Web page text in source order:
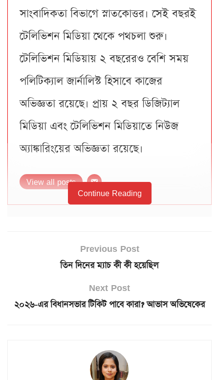
সাংবাদিকতা বিভাগে স্নাতকোত্তর। সেই বছরই
টেলিভিশন মিডিয়া থেকে পথচলা শুরু।
টেলিভিশন মিডিয়ায় ২ বছরেরও বেশি সময়
পলিটিক্যাল জার্নালিস্ট হিসাবে কাজের
অভিজ্ঞতা রয়েছে। প্রায় ২ বছর ডিজিট্যাল
মিডিয়া এবং টেলিভিশন মিডিয়াতে নিউজ
অ্যাঙ্কারিংয়ের অভিজ্ঞতা রয়েছে।
View all posts
Continue Reading
Previous Post
তিন দিনের ম্যাচ কী কী হয়েছিল
Next Post
২০২৬-এর বিধানসভার টিকিট পাবে কারা? আভাস অভিষেকের